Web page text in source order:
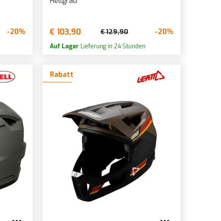
-20% € 103,90 € 129,90 -20%
Auf Lager Lieferung in 24 Stunden
Rabatt